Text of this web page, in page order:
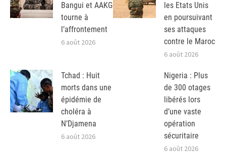
Bangui et AAKG
tourne à
l’affrontement
6 août 2026
les Etats Unis
en poursuivant
ses attaques
contre le Maroc
6 août 2026
Tchad : Huit
morts dans une
épidémie de
choléra à
N’Djamena
6 août 2026
Nigeria : Plus
de 300 otages
libérés lors
d’une vaste
opération
sécuritaire
6 août 2026